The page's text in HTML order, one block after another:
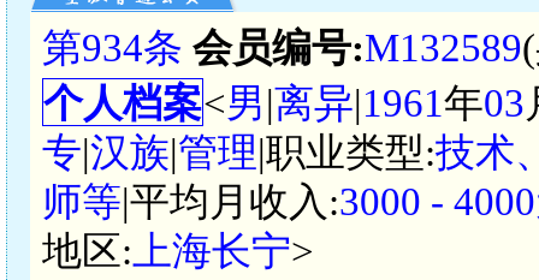
第934条 会员编号:M132589
个人档案<男|离异|1961年03
专|汉族|管理|职业类型:技术
师等|平均月收入:3000 -
地区: 上海长宁>